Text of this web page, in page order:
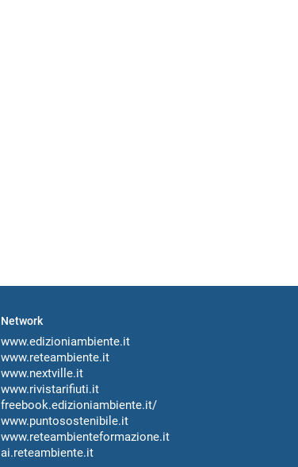
Network
www.edizioniambiente.it
www.reteambiente.it
www.nextville.it
www.rivistarifiuti.it
freebook.edizioniambiente.it/
www.puntosostenibile.it
www.reteambienteformazione.it
ai.reteambiente.it